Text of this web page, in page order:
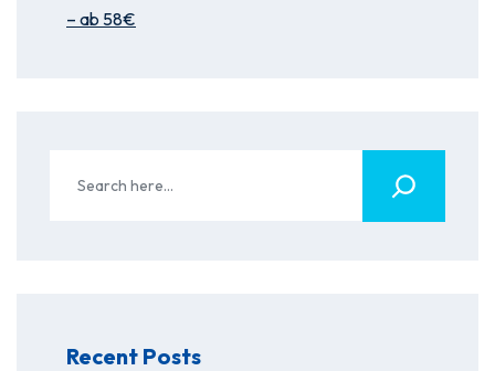
– ab 58€
Recent Posts